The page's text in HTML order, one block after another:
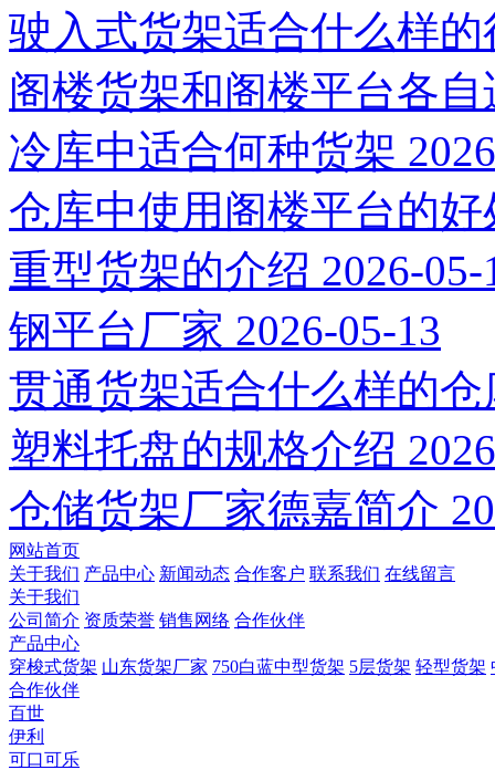
驶入式货架适合什么样的
阁楼货架和阁楼平台各
冷库中适合何种货架
仓库中使用阁楼平台的好
重型货架的介绍 2026-05-
钢平台厂家 2026-05-13
贯通货架适合什么样的仓
塑料托盘的规格介绍
仓储货架厂家德嘉简介
网站首页
关于我们 产品中心 新闻动态 合作客户 联系我们 在线留言
关于我们
公司简介 资质荣誉 销售网络 合作伙伴
产品中心
穿梭式货架 山东货架厂家 750白蓝中型货架 5层货架 轻型货架
合作伙伴
百世
伊利
可口可乐